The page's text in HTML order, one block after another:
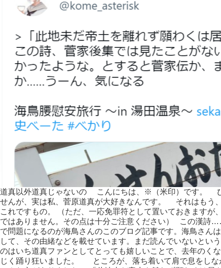
道真以外道真じゃないの こんにちは、※（米印）です。
せんが、実は私、菅原道真が大好きなんです。 それはもう
これですもの。 （ただ、一応免罪符として置いておきますが
ではありません。その点は十分ご注意ください） この漢
で問題になるのが海鳥さんのこのブログ記事です。海鳥さん
して、その由緒などを載せています。まだ読んでいないと
のはいち道真ファンとしてとっても嬉しいことで、去年のく
じく踊り狂いました。 ところが、落ち着いて肩で息をしな